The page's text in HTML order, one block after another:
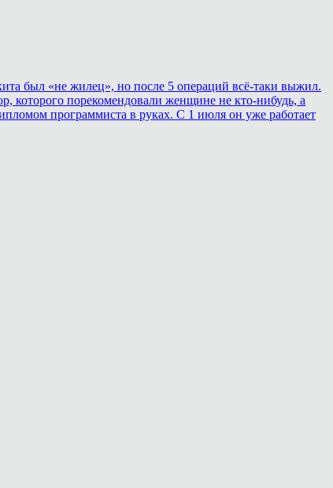
был «не жилец», но после 5 операций всё-таки выжил.
порекомендовали женщине не кто-нибудь, а
программиста в руках. С 1 июля он уже работает